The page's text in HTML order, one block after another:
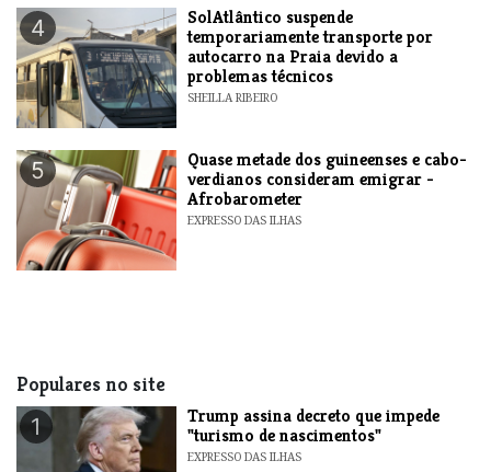
4
SolAtlântico suspende
temporariamente transporte por
autocarro na Praia devido a
problemas técnicos
SHEILLA RIBEIRO
5
Quase metade dos guineenses e cabo-
verdianos consideram emigrar -
Afrobarometer
EXPRESSO DAS ILHAS
Populares no site
1
Trump assina decreto que impede
"turismo de nascimentos"
EXPRESSO DAS ILHAS